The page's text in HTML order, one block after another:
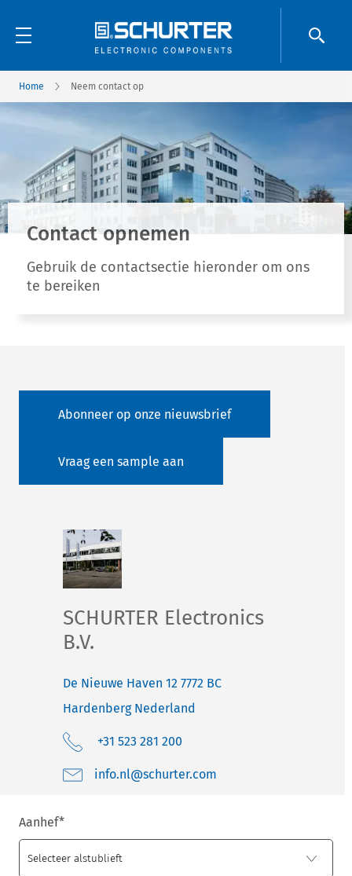
Home Neem contact op
Contact opnemen
Gebruik de contactsectie hieronder om ons
te bereiken
Abonneer op onze nieuwsbrief
Vraag een sample aan
SCHURTER Electronics
B.V.
De Nieuwe Haven 12 7772 BC
Hardenberg Nederland
+31 523 281 200
moc.retruhcs@ln.ofni
Aanhef*